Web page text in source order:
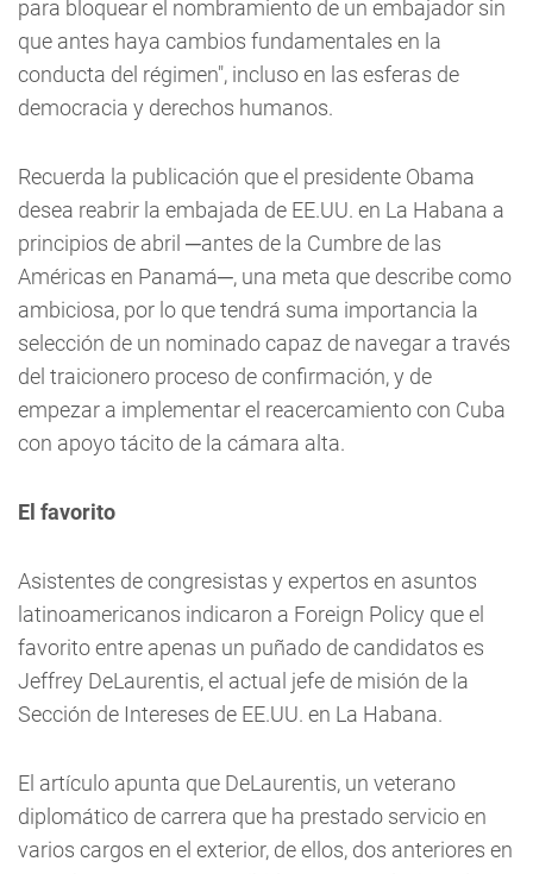
para bloquear el nombramiento de un embajador sin
que antes haya cambios fundamentales en la
conducta del régimen", incluso en las esferas de
democracia y derechos humanos.
Recuerda la publicación que el presidente Obama
desea reabrir la embajada de EE.UU. en La Habana a
principios de abril ─antes de la Cumbre de las
Américas en Panamá─, una meta que describe como
ambiciosa, por lo que tendrá suma importancia la
selección de un nominado capaz de navegar a través
del traicionero proceso de confirmación, y de
empezar a implementar el reacercamiento con Cuba
con apoyo tácito de la cámara alta.
El favorito
Asistentes de congresistas y expertos en asuntos
latinoamericanos indicaron a Foreign Policy que el
favorito entre apenas un puñado de candidatos es
Jeffrey DeLaurentis, el actual jefe de misión de la
Sección de Intereses de EE.UU. en La Habana.
El artículo apunta que DeLaurentis, un veterano
diplomático de carrera que ha prestado servicio en
varios cargos en el exterior, de ellos, dos anteriores en